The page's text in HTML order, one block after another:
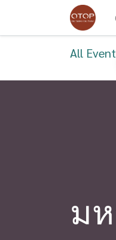
All
ม